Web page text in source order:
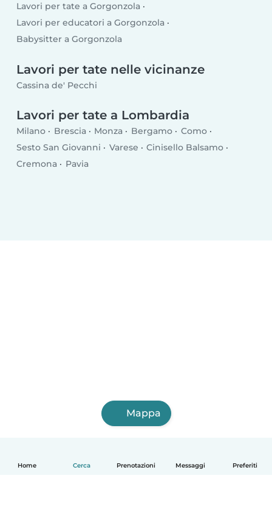
Home Cerca Prenotazioni Messaggi Preferiti
Lavori per tate a Gorgonzola
Lavori per educatori a Gorgonzola
Babysitter a Gorgonzola
Lavori per tate nelle vicinanze
Cassina de' Pecchi
Lavori per tate a Lombardia
Milano Brescia Monza Bergamo
Como
Sesto San Giovanni
Varese
Cinisello Balsamo
Cremona
Pavia
Mappa